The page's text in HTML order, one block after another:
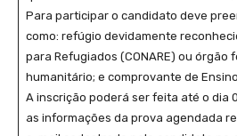
Para participar o candidato deve
como: refúgio devidamente
para Refugiados (CONARE) ou
humanitário; e comprovante de
A inscrição poderá ser feita até o dia
as informações da prova agendada